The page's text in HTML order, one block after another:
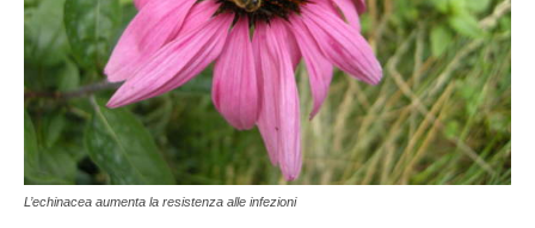
L’echinacea aumenta la resistenza alle infezioni